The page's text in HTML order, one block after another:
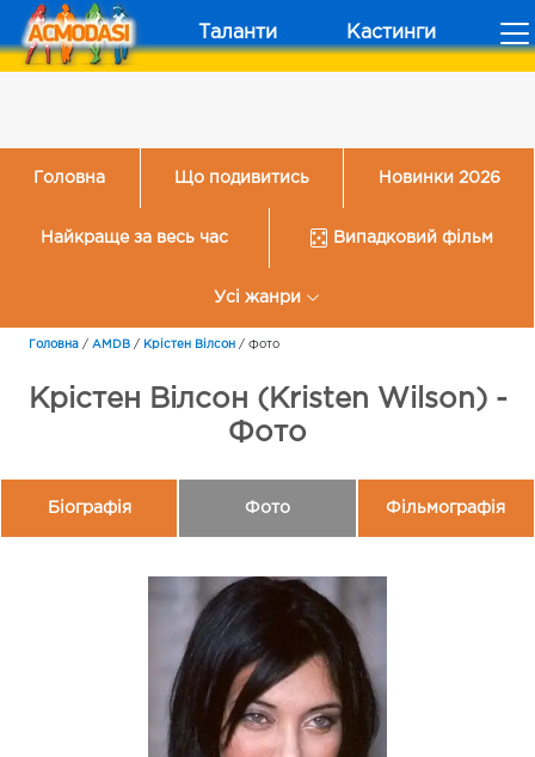
Таланти Кастинги
Головна Що подивитись Новинки 2026
Найкраще за весь час Випадковий фільм
Усі жанри
Головна / AMDB / Крістен Вілсон / Фото
Крістен Вілсон (Kristen Wilson) -
Фото
Біографія Фото Фільмографія